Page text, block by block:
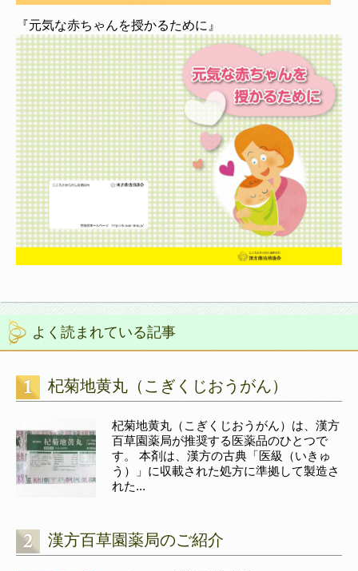
『元気な赤ちゃんを授かるために』
よく読まれている記事
杞菊地黄丸（こぎくじおうがん）
杞菊地黄丸（こぎくじおうがん）は、漢方
百草園薬局が推奨する医薬品のひとつで
す。 本剤は、漢方の古典「医級（いきゅ
う）」に収載された処方に準拠して製造さ
れた...
漢方百草園薬局のご紹介